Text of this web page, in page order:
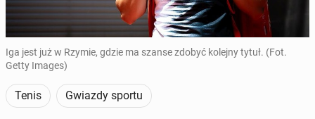
Iga jest już w Rzymie, gdzie ma szanse zdobyć kolejny tytuł. (Fot.
Getty Images)
Tenis Gwiazdy sportu